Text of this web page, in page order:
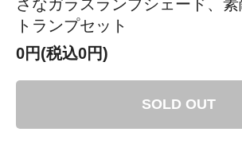
さなガラスランプシェード、
トランプセット
0円(税込0円)
SOLD OUT